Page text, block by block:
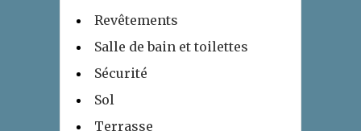
Revêtements
Salle de bain et toilettes
Sécurité
Sol
Terrasse